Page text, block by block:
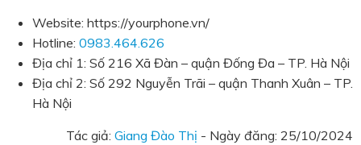
Website: https://yourphone.vn/
Hotline: 0983.464.626
Địa chỉ 1: Số 216 Xã Đàn – quận Đống Đa – TP. Hà Nội
Địa chỉ 2: Số 292 Nguyễn Trãi – quận Thanh Xuân – TP.
Hà Nội
Tác giả: Giang Đào Thị - Ngày đăng: 25/10/2024